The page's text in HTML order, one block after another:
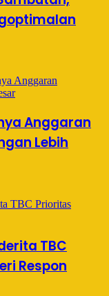
Anggaran
Lebih
TBC
Respon